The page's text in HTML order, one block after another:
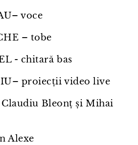
voce
– tobe
- chitară bas
proiecții video live
Bleonț și Mihai
Alexe